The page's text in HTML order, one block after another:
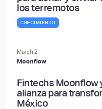
los terremotos
CRECIMIENTO
March 2
Moonflow
Fintechs Moonflow
alianza para
México